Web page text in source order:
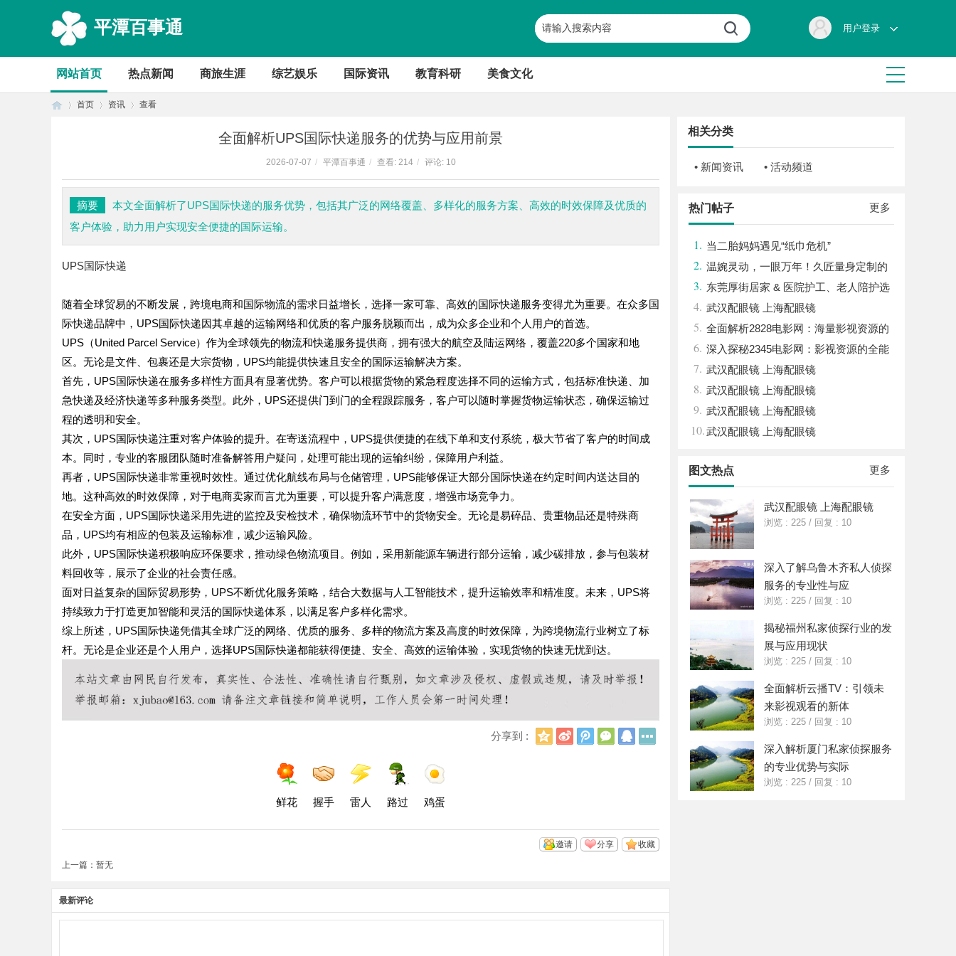
平潭百事通 用户登录
网站首页 热点新闻 商旅生涯 综艺娱乐 国际资讯 教育科研 美食文化
首页 资讯 查看
全面解析UPS国际快递服务的优势与应用前景
2026-07-07 / 平潭百事通 / 查看: 214 / 评论: 10
摘要
本文全面解析了UPS国际快递的服务优势，包括其广泛的网络覆盖、多样化的服务方案、高效的时效保障及优质的
客户体验，助力用户实现安全便捷的国际运输。
UPS国际快递
随着全球贸易的不断发展，跨境电商和国际物流的需求日益增长，选择一家可靠、高效的国际快递服务变得尤为重要。在众多国
际快递品牌中，UPS国际快递因其卓越的运输网络和优质的客户服务脱颖而出，成为众多企业和个人用户的首选。
UPS（United Parcel Service）作为全球领先的物流和快递服务提供商，拥有强大的航空及陆运网络，覆盖220多个国家和地
区。无论是文件、包裹还是大宗货物，UPS均能提供快速且安全的国际运输解决方案。
首先，UPS国际快递在服务多样性方面具有显著优势。客户可以根据货物的紧急程度选择不同的运输方式，包括标准快递、加
急快递及经济快递等多种服务类型。此外，UPS还提供门到门的全程跟踪服务，客户可以随时掌握货物运输状态，确保运输过
程的透明和安全。
其次，UPS国际快递注重对客户体验的提升。在寄送流程中，UPS提供便捷的在线下单和支付系统，极大节省了客户的时间成
本。同时，专业的客服团队随时准备解答用户疑问，处理可能出现的运输纠纷，保障用户利益。
再者，UPS国际快递非常重视时效性。通过优化航线布局与仓储管理，UPS能够保证大部分国际快递在约定时间内送达目的
地。这种高效的时效保障，对于电商卖家而言尤为重要，可以提升客户满意度，增强市场竞争力。
在安全方面，UPS国际快递采用先进的监控及安检技术，确保物流环节中的货物安全。无论是易碎品、贵重物品还是特殊商
品，UPS均有相应的包装及运输标准，减少运输风险。
此外，UPS国际快递积极响应环保要求，推动绿色物流项目。例如，采用新能源车辆进行部分运输，减少碳排放，参与包装材
料回收等，展示了企业的社会责任感。
面对日益复杂的国际贸易形势，UPS不断优化服务策略，结合大数据与人工智能技术，提升运输效率和精准度。未来，UPS将
持续致力于打造更加智能和灵活的国际快递体系，以满足客户多样化需求。
综上所述，UPS国际快递凭借其全球广泛的网络、优质的服务、多样的物流方案及高度的时效保障，为跨境物流行业树立了标
杆。无论是企业还是个人用户，选择UPS国际快递都能获得便捷、安全、高效的运输体验，实现货物的快速无忧到达。
分享到 :
Q
新
浪
腾
讯
微
信
Q
鲜花 握手 雷人 路过 鸡蛋
收藏
分享
邀请
上一篇：暂无
最新评论
相关分类
• 新闻资讯 • 活动频道
更多
热门帖子
1. 当二胎妈妈遇见“纸巾危机”
2. 温婉灵动，一眼万年！久匠量身定制的
眉眼唇，才是你整张脸的点睛之笔！淡颜系
女生的气质加分项
3. 东莞厚街居家 & 医院护工、老人陪护选
购民生参考指南
4. 武汉配眼镜 上海配眼镜
5. 全面解析2828电影网：海量影视资源的
优质观看平台
6. 深入探秘2345电影网：影视资源的全能
平台解析
7. 武汉配眼镜 上海配眼镜
8. 武汉配眼镜 上海配眼镜
9. 武汉配眼镜 上海配眼镜
10.武汉配眼镜 上海配眼镜
更多
图文热点
武汉配眼镜 上海配眼镜
浏览 : 225 / 回复 : 10
深入了解乌鲁木齐私人侦探
服务的专业性与应
浏览 : 225 / 回复 : 10
揭秘福州私家侦探行业的发
展与应用现状
浏览 : 225 / 回复 : 10
全面解析云播TV：引领未
来影视观看的新体
浏览 : 225 / 回复 : 10
深入解析厦门私家侦探服务
的专业优势与实际
浏览 : 225 / 回复 : 10